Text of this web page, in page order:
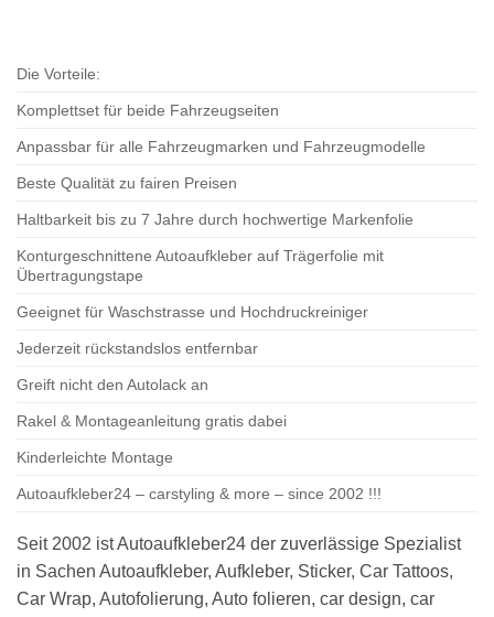
Die Vorteile:
Komplettset für beide Fahrzeugseiten
Anpassbar für alle Fahrzeugmarken und Fahrzeugmodelle
Beste Qualität zu fairen Preisen
Haltbarkeit bis zu 7 Jahre durch hochwertige Markenfolie
Konturgeschnittene Autoaufkleber auf Trägerfolie mit
Übertragungstape
Geeignet für Waschstrasse und Hochdruckreiniger
Jederzeit rückstandslos entfernbar
Greift nicht den Autolack an
Rakel & Montageanleitung gratis dabei
Kinderleichte Montage
Autoaufkleber24 – carstyling & more – since 2002 !!!
Seit 2002 ist Autoaufkleber24 der zuverlässige Spezialist
in Sachen Autoaufkleber, Aufkleber, Sticker, Car Tattoos,
Car Wrap, Autofolierung, Auto folieren, car design, car